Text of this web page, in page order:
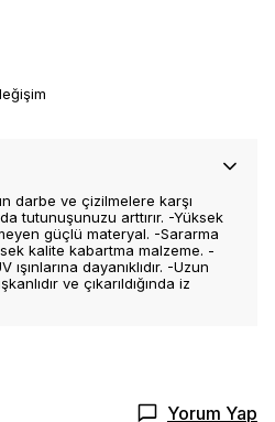
darbe ve çizilmelere karşı
tutunuşunuzu arttırır. -Yüksek
güçlü materyal. -Sararma
kalite kabartma malzeme. -
dayanıklıdır. -Uzun
ve çıkarıldığında iz
Yorum Yap